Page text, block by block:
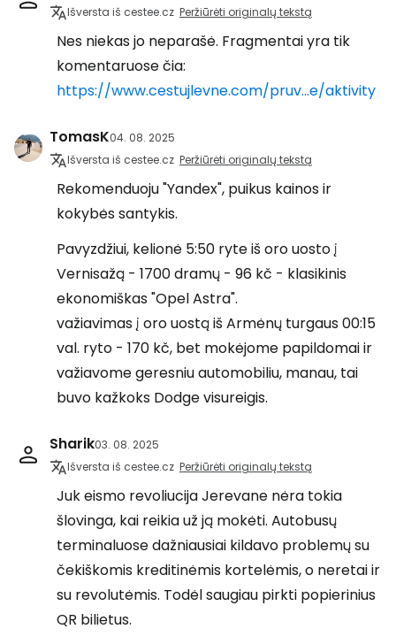
Išversta iš cestee.cz Peržiūrėti originalų tekstą
Nes niekas jo neparašė. Fragmentai yra tik
komentaruose čia:
https://www.cestujlevne.com/pruv...e/aktivity
TomasK04. 08. 2025
Išversta iš cestee.cz Peržiūrėti originalų tekstą
Rekomenduoju "Yandex", puikus kainos ir
kokybės santykis.
Pavyzdžiui, kelionė 5:50 ryte iš oro uosto į
Vernisažą - 1700 dramų - 96 kč - klasikinis
ekonomiškas "Opel Astra".
važiavimas į oro uostą iš Armėnų turgaus 00:15
val. ryto - 170 kč, bet mokėjome papildomai ir
važiavome geresniu automobiliu, manau, tai
buvo kažkoks Dodge visureigis.
Sharik03. 08. 2025
Išversta iš cestee.cz Peržiūrėti originalų tekstą
Juk eismo revoliucija Jerevane nėra tokia
šlovinga, kai reikia už ją mokėti. Autobusų
terminaluose dažniausiai kildavo problemų su
čekiškomis kreditinėmis kortelėmis, o neretai ir
su revolutėmis. Todėl saugiau pirkti popierinius
QR bilietus.